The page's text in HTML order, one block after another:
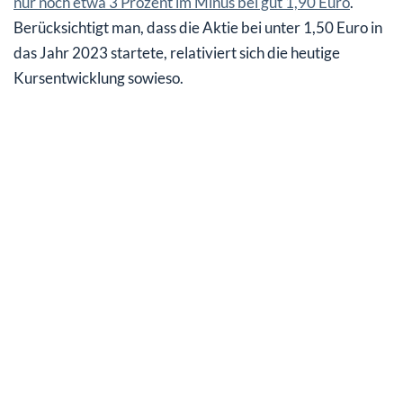
Berücksichtigt man, dass die Aktie bei unter 1,50 Euro in
das Jahr 2023 startete, relativiert sich die heutige
Kursentwicklung sowieso.